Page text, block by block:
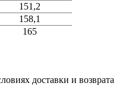
151,2
158,1
165
доставки и возврата